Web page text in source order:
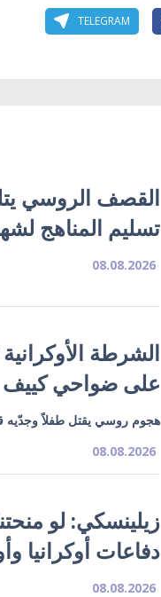
TELEGRAM
تسليم المناهج
08.08.2026
الشرطة
على ضواحي كييف
هجوم روسي يقتل طفلاً وجدّيه
08.08.2026
زيلينسكي: لو
دفاعات أوكرانيا
08.08.2026